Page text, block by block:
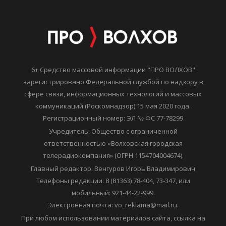
6+ Средство массовой информации "ПРО ВОЛХОВ"
зарегистрировано Федеральной службой по надзору в
сфере связи, информационных технологий и массовых
коммуникаций (Роскомнадзор) 15 мая 2020 года.
Регистрационный номер: ЭЛ № ФС 77-78299
Учредитель: Общество с ограниченной
ответственностью «Волховская городская
телерадиокомпания» (ОГРН 1154704004674).
Главный редактор: Венгуров Игорь Владимирович
Телефоны редакции: 8 (81363) 78-404, 73-347, или
мобильный: 921-44-22-999.
Электронная почта: vo_reklama@mail.ru.
При любом использовании материалов сайта, ссылка на